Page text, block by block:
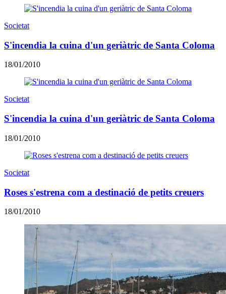
Societat
S'incendia la cuina d'un geriàtric de Santa Coloma
18/01/2010
Societat
S'incendia la cuina d'un geriàtric de Santa Coloma
18/01/2010
Societat
Roses s'estrena com a destinació de petits creuers
18/01/2010